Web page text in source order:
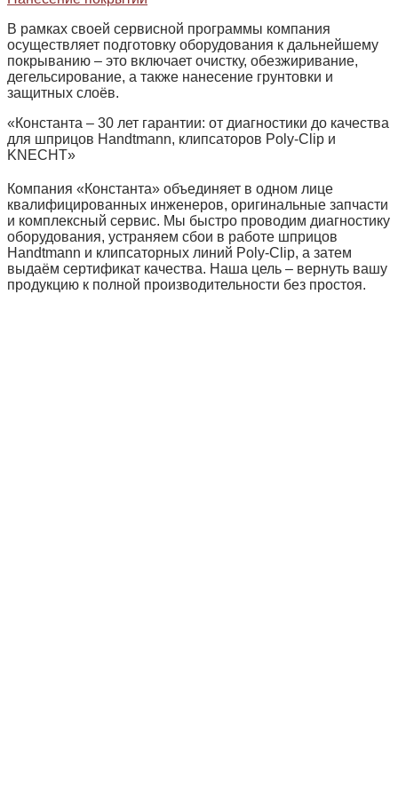
В рамках своей сервисной программы компания
осуществляет подготовку оборудования к дальнейшему
покрыванию – это включает очистку, обезжиривание,
дегельсирование, а также нанесение грунтовки и
защитных слоёв.
«Константа – 30 лет гарантии: от диагностики до качества
для шприцов Handtmann, клипсаторов Poly‑Clip и
KNECHT»
Компания «Константа» объединяет в одном лице
квалифицированных инженеров, оригинальные запчасти
и комплексный сервис. Мы быстро проводим диагностику
оборудования, устраняем сбои в работе шприцов
Handtmann и клипсаторных линий Poly‑Clip, а затем
выдаём сертификат качества. Наша цель – вернуть вашу
продукцию к полной производительности без простоя.